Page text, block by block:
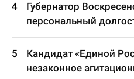
Губернатор
персональный
Кандидат «Единой
незаконное